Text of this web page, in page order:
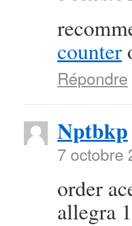
counter
Répondre
Nptbkp
7 octobre
order
allegra